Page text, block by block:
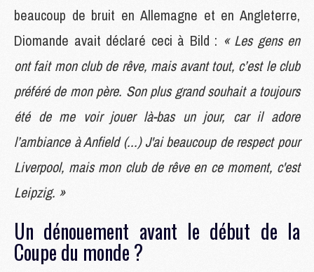
beaucoup de bruit en Allemagne et en Angleterre,
Diomande avait déclaré ceci à Bild : « Les gens en
ont fait mon club de rêve, mais avant tout, c’est le club
préféré de mon père. Son plus grand souhait a toujours
été de me voir jouer là-bas un jour, car il adore
l’ambiance à Anfield (...) J'ai beaucoup de respect pour
Liverpool, mais mon club de rêve en ce moment, c'est
Leipzig. »
Un dénouement avant le début de la
Coupe du monde ?